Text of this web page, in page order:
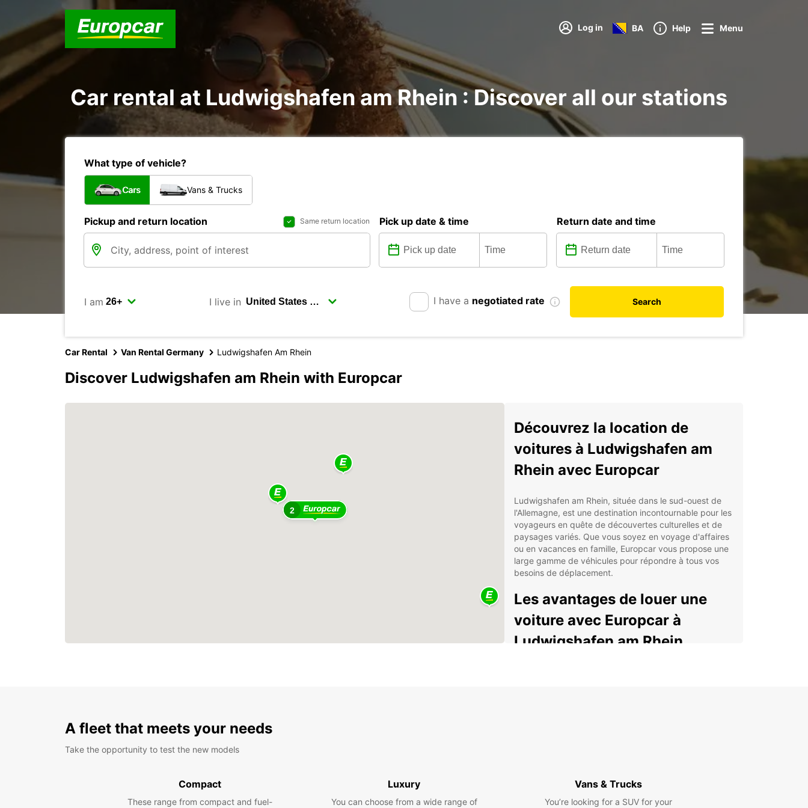
Log in BA Help Menu
Car rental at Ludwigshafen am Rhein : Discover all our stations
What type of vehicle?
Cars Vans & Trucks
Pickup and return location Same return location Pick up date & time Return date and time
I am I live in I have a negotiated rate Search
Car Rental Van Rental Germany Ludwigshafen Am Rhein
Discover Ludwigshafen am Rhein with Europcar
2
Découvrez la location de
voitures à Ludwigshafen am
Rhein avec Europcar
Ludwigshafen am Rhein, située dans le sud-ouest de
l'Allemagne, est une destination incontournable pour les
voyageurs en quête de découvertes culturelles et de
paysages variés. Que vous soyez en voyage d'affaires
ou en vacances en famille, Europcar vous propose une
large gamme de véhicules pour répondre à tous vos
besoins de déplacement.
Les avantages de louer une
voiture avec Europcar à
Ludwigshafen am Rhein
Explorer Ludwigshafen am
Rhein en toute liberté
A fleet that meets your needs
Take the opportunity to test the new models
Compact
These range from compact and fuel-
Luxury
You can choose from a wide range of
Vans & Trucks
You’re looking for a SUV for your